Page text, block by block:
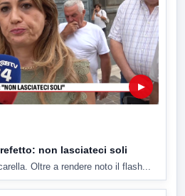
▶
non lasciateci soli
Oltre a rendere noto il flash...